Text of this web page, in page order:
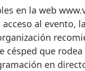
en la web
al evento,
césped que
en